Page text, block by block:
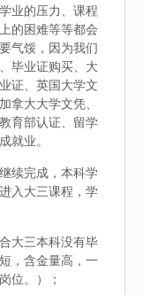
业的压力、课程
的困难等等都会
气馁，因为我们
毕业证购买、大
证、英国大学文
拿大大学文凭、
育部认证、留学
就业。
续完成，本科学
入大三课程，学
大三本科没有毕
，含金量高，一
位。）；